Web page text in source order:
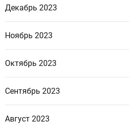
Декабрь 2023
Ноябрь 2023
Октябрь 2023
Сентябрь 2023
Август 2023